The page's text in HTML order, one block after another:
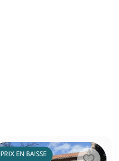
PRIX EN BAISSE